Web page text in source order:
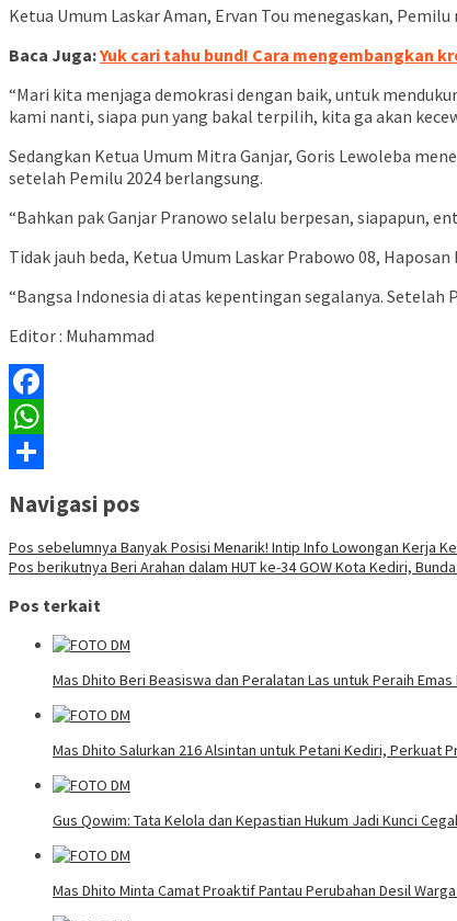
Ketua Umum Laskar Aman, Ervan Tou menegaskan,
Baca Juga:Yuk cari tahu bund! Cara mengembangkan
“Mari kita menjaga demokrasi dengan baik, untuk
kami nanti, siapa pun yang bakal terpilih, kita ga akan
Sedangkan Ketua Umum Mitra Ganjar, Goris Lewoleba
setelah Pemilu 2024 berlangsung.
“Bahkan pak Ganjar Pranowo selalu berpesan, siapapun,
Tidak jauh beda, Ketua Umum Laskar Prabowo 08,
“Bangsa Indonesia di atas kepentingan segalanya.
Editor : Muhammad
Facebook
WhatsApp
Navigasi pos
Pos sebelumnya Banyak Posisi Menarik! Intip Info Lowongan Kerja
Pos berikutnya Beri Arahan dalam HUT ke-34 GOW Kota Kediri,
Pos terkait
Mas Dhito Beri Beasiswa dan Peralatan Las untuk Peraih Emas
Mas Dhito Salurkan 216 Alsintan untuk Petani Kediri, Perkuat
Gus Qowim: Tata Kelola dan Kepastian Hukum Jadi Kunci
Mas Dhito Minta Camat Proaktif Pantau Perubahan Desil